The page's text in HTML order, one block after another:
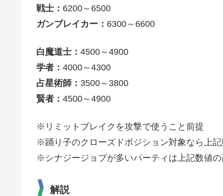
戦士： 6200～6500
ガンブレイカー： 6300～6600
白魔道士： 4500～4900
学者： 4000～4300
占星術師： 3500～3800
賢者： 4500～4900
※リミットブレイクを攻撃で使うこと前提
※踊り子のクローズドポジション対象なら上
※シナジージョブが多いパーティは上記数値
解説